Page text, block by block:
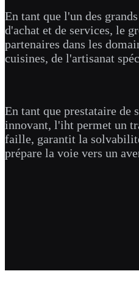
En tant que l'un des
d'achat et de services, le
partenaires dans les
cuisines, de l'artisanat
En tant que prestataire de
innovant, l'iht permet un
faille, garantit la
prépare la voie vers un